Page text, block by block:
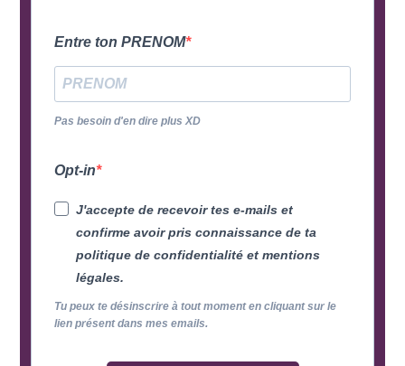
Entre ton PRENOM
Pas besoin d'en dire plus XD
Opt-in
J'accepte de recevoir tes e-mails et
confirme avoir pris connaissance de ta
politique de confidentialité et mentions
légales.
Tu peux te désinscrire à tout moment en cliquant sur le
lien présent dans mes emails.